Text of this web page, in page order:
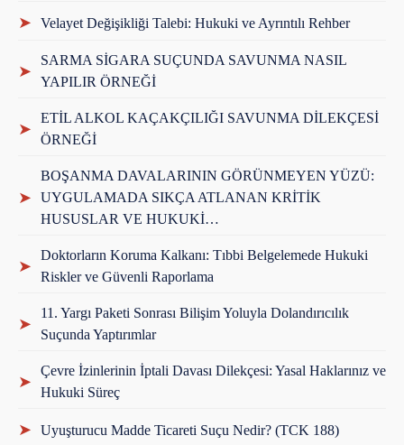
➤ Velayet Değişikliği Talebi: Hukuki ve Ayrıntılı Rehber
➤
SARMA SİGARA SUÇUNDA SAVUNMA NASIL
YAPILIR ÖRNEĞİ
➤
ETİL ALKOL KAÇAKÇILIĞI SAVUNMA DİLEKÇESİ
ÖRNEĞİ
➤
BOŞANMA DAVALARININ GÖRÜNMEYEN YÜZÜ:
UYGULAMADA SIKÇA ATLANAN KRİTİK
HUSUSLAR VE HUKUKİ…
➤
Doktorların Koruma Kalkanı: Tıbbi Belgelemede Hukuki
Riskler ve Güvenli Raporlama
➤
11. Yargı Paketi Sonrası Bilişim Yoluyla Dolandırıcılık
Suçunda Yaptırımlar
➤
Çevre İzinlerinin İptali Davası Dilekçesi: Yasal Haklarınız ve
Hukuki Süreç
➤ Uyuşturucu Madde Ticareti Suçu Nedir? (TCK 188)